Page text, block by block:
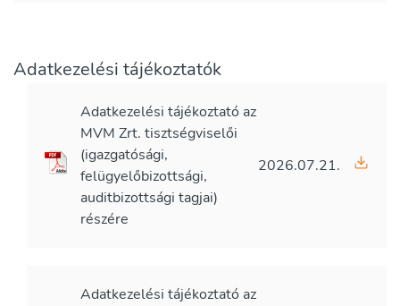
Adatkezelési tájékoztatók
Adatkezelési tájékoztató az
MVM Zrt. tisztségviselői
(igazgatósági,
felügyelőbizottsági,
auditbizottsági tagjai)
részére
2026.07.21.
Adatkezelési tájékoztató az